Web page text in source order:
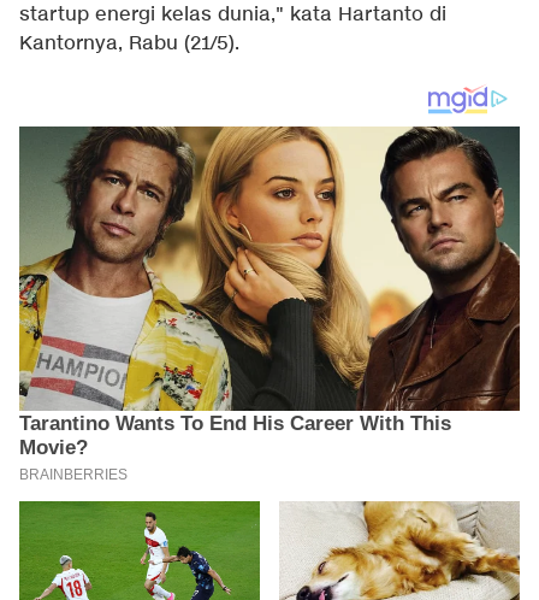
startup energi kelas dunia," kata Hartanto di
Kantornya, Rabu (21/5).